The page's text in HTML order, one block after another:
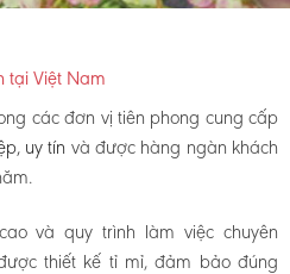
tại Việt Nam
các đơn vị tiên phong cung cấp
uy tín và được hàng ngàn khách
và quy trình làm việc chuyên
thiết kế tỉ mỉ, đảm bảo đúng